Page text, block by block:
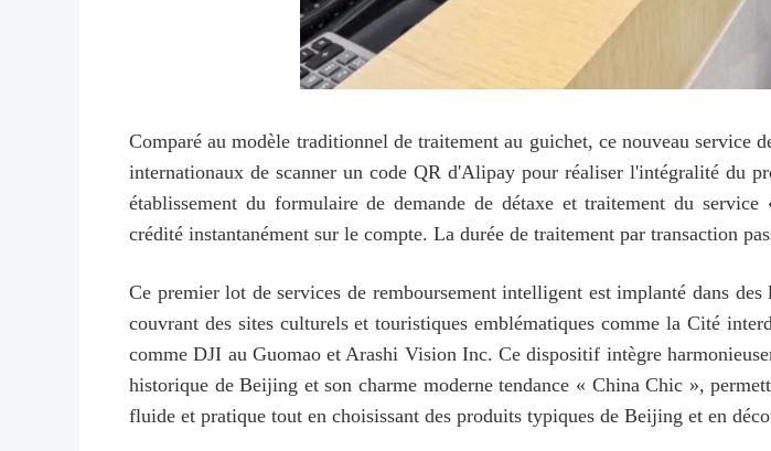
Comparé au modèle traditionnel de traitement au guichet, ce nouveau
internationaux de scanner un code QR d'Alipay pour réaliser l'intégralité du
établissement du formulaire de demande de détaxe et traitement du
crédité instantanément sur le compte. La durée de traitement par transaction
Ce premier lot de services de remboursement intelligent est implanté dans
couvrant des sites culturels et touristiques emblématiques comme la Cité
comme DJI au Guomao et Arashi Vision Inc. Ce dispositif intègre
historique de Beijing et son charme moderne tendance « China Chic »,
fluide et pratique tout en choisissant des produits typiques de Beijing et en